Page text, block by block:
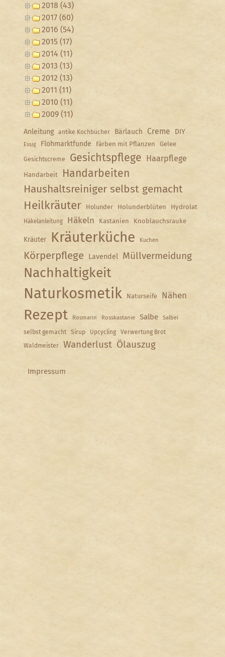
2018 (43)
2017 (60)
2016 (54)
2015 (17)
2014 (11)
2013 (13)
2012 (13)
2011 (11)
2010 (11)
2009 (11)
Anleitung antike Kochbücher Bärlauch Creme DIY
Essig Flohmarktfunde Färben mit Pflanzen Gelee
Gesichtscreme Gesichtspflege Haarpflege
Handarbeit
Handarbeiten
Haushaltsreiniger selbst gemacht
Heilkräuter Holunder Holunderblüten Hydrolat
Häkelanleitung Häkeln Kastanien Knoblauchsrauke
Kräuter Kräuterküche Kuchen
Körperpflege Lavendel Müllvermeidung
Nachhaltigkeit
Naturkosmetik Naturseife Nähen
Rezept Rosmarin Rosskastanie Salbe Salbei
selbst gemacht Sirup Upcycling
Verwertung Brot
Waldmeister
Wanderlust Ölauszug
Impressum